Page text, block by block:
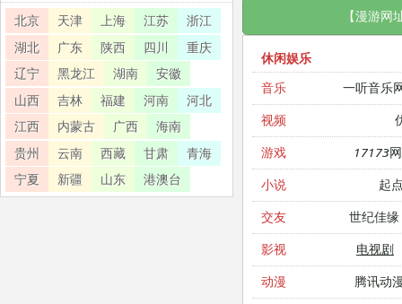
【漫游网
休闲娱乐
音乐
一听音乐
视频
游戏 17173
小说 起
交友 世纪佳缘
影视 电视剧
动漫 腾讯动
北京 天津 上海 江苏
浙江
湖北
广东 陕西 四川
重庆
辽宁
黑龙江 湖南
安徽
山西
吉林 福建 河南
河北
江西
内蒙古 广西
海南
贵州
云南 西藏 甘肃
青海
宁夏
新疆 山东 港澳台